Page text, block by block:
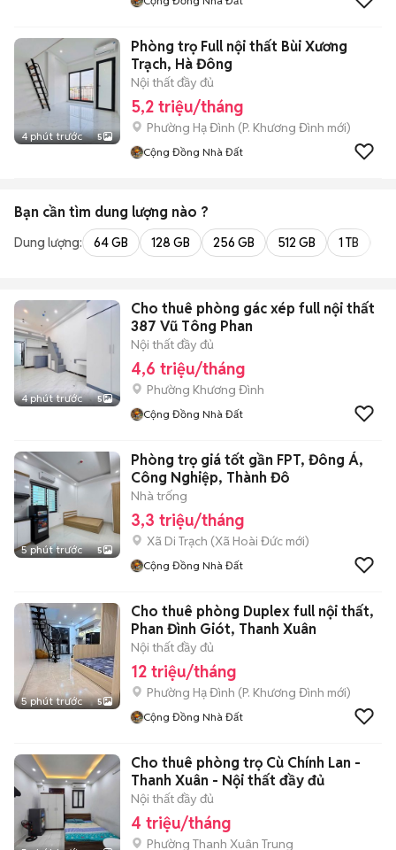
4 phút trước 5
Phòng trọ Full nội thất Bùi Xương
Trạch, Hà Đông
Nội thất đầy đủ
5,2 triệu/tháng
Phường Hạ Đình (P. Khương Đình mới)
Cộng Đồng Nhà Đất
Bạn cần tìm dung lượng nào ?
Dung lượng: 64 GB 128 GB 256 GB 512 GB 1 TB
4 phút trước 5
Cho thuê phòng gác xép full nội thất
387 Vũ Tông Phan
Nội thất đầy đủ
4,6 triệu/tháng
Phường Khương Đình
Cộng Đồng Nhà Đất
5 phút trước 5
Phòng trọ giá tốt gần FPT, Đông Á,
Công Nghiệp, Thành Đô
Nhà trống
3,3 triệu/tháng
Xã Di Trạch (Xã Hoài Đức mới)
Cộng Đồng Nhà Đất
5 phút trước 5
Cho thuê phòng Duplex full nội thất,
Phan Đình Giót, Thanh Xuân
Nội thất đầy đủ
12 triệu/tháng
Phường Hạ Đình (P. Khương Đình mới)
Cộng Đồng Nhà Đất
Cho thuê phòng trọ Cù Chính Lan -
Thanh Xuân - Nội thất đầy đủ
Nội thất đầy đủ
4 triệu/tháng
Phường Thanh Xuân Trung